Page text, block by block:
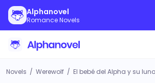
Alphanovel
Romance Novels
Novels / Werewolf / El bebé del Alpha y su